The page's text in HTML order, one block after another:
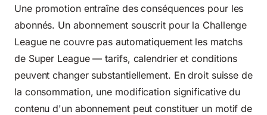
Une promotion entraîne des conséquences pour les
abonnés. Un abonnement souscrit pour la Challenge
League ne couvre pas automatiquement les matchs
de Super League — tarifs, calendrier et conditions
peuvent changer substantiellement. En droit suisse de
la consommation, une modification significative du
contenu d'un abonnement peut constituer un motif de